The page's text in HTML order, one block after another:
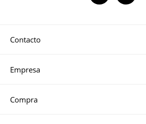
Contacto
Empresa
Compra